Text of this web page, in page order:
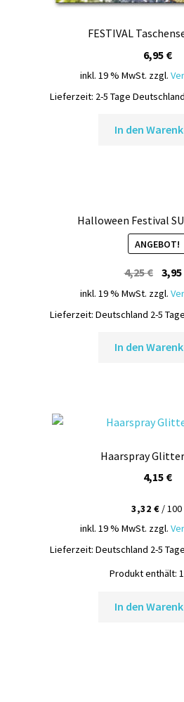
FESTIVAL
6,95 €
inkl. 19 % MwSt. zzgl.
Lieferzeit: 2-5 Tage
In den
Halloween Festival
ANGEBOT!
4,25€
Preis
4,25 €
3,95
inkl. 19 % MwSt. zzgl.
Lieferzeit: Deutschland 2-5
In den
Haarspray
4,15 €
3,32 €/100
inkl. 19 % MwSt. zzgl.
Lieferzeit: Deutschland 2-5
Produkt enthält:
In den